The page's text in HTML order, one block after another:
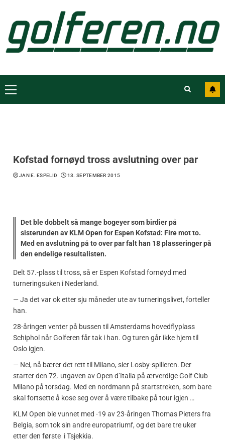
Kofstad fornøyd tross avslutning over par
JAN E. ESPELID 13. SEPTEMBER 2015
Det ble dobbelt så mange bogeyer som birdier på
sisterunden av KLM Open for Espen Kofstad: Fire mot to.
Med en avslutning på to over par falt han 18 plasseringer på
den endelige resultalisten.
Delt 57.-plass til tross, så er Espen Kofstad fornøyd med
turneringsuken i Nederland.
—Ja det var ok etter sju måneder ute av turneringslivet, forteller
han.
28-åringen venter på bussen til Amsterdams hovedflyplass
Schiphol når Golferen får tak i han. Og turen går ikke hjem til
Oslo igjen.
— Nei, nå bærer det rett til Milano, sier Losby-spilleren. Der
starter den 72. utgaven av Open d’Italia på ærverdige Golf Club
Milano på torsdag. Med en nordmann på startstreken, som bare
skal fortsette å kose seg over å være tilbake på tour igjen …
KLM Open ble vunnet med -19 av 23-åringen Thomas Pieters fra
Belgia, som tok sin andre europatriumf, og det bare tre uker
etter den første i Tsjekkia.